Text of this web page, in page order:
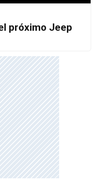
próximo Jeep